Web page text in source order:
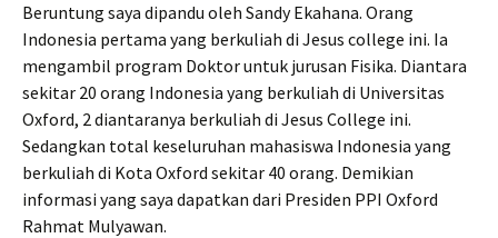
Beruntung saya dipandu oleh Sandy Ekahana. Orang
Indonesia pertama yang berkuliah di Jesus college ini. Ia
mengambil program Doktor untuk jurusan Fisika. Diantara
sekitar 20 orang Indonesia yang berkuliah di Universitas
Oxford, 2 diantaranya berkuliah di Jesus College ini.
Sedangkan total keseluruhan mahasiswa Indonesia yang
berkuliah di Kota Oxford sekitar 40 orang. Demikian
informasi yang saya dapatkan dari Presiden PPI Oxford
Rahmat Mulyawan.